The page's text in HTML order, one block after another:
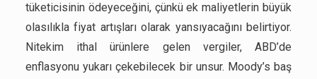
tüketicisinin ödeyeceğini, çünkü ek maliyetlerin büyük
olasılıkla fiyat artışları olarak yansıyacağını belirtiyor.
Nitekim ithal ürünlere gelen vergiler, ABD’de
enflasyonu yukarı çekebilecek bir unsur. Moody’s baş